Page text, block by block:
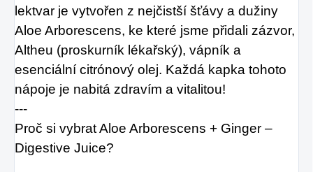
lektvar je vytvořen z nejčistší šťávy a dužiny
Aloe Arborescens, ke které jsme přidali zázvor,
Altheu (proskurník lékařský), vápník a
esenciální citrónový olej. Každá kapka tohoto
nápoje je nabitá zdravím a vitalitou!
---
Proč si vybrat Aloe Arborescens + Ginger –
Digestive Juice?